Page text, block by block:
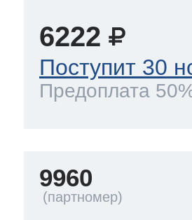
6222
Поступит 30
Предоплата
9960